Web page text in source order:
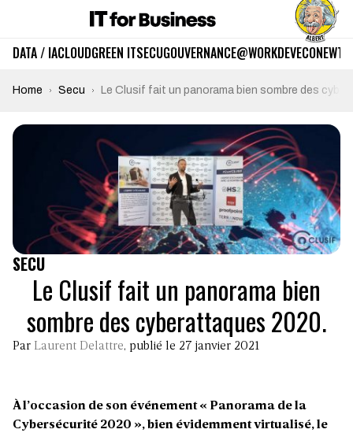
DATA / IACLOUDGREEN ITSECUGOUVERNANCE@WORKDEVECO
Home Secu Le Clusif fait un panorama bien sombre des
SECU
Le Clusif fait un panorama bien
sombre des cyberattaques 2020.
Par Laurent Delattre, publié le 27 janvier 2021
À l’occasion de son événement « Panorama de la
Cybersécurité 2020 », bien évidemment virtualisé, le